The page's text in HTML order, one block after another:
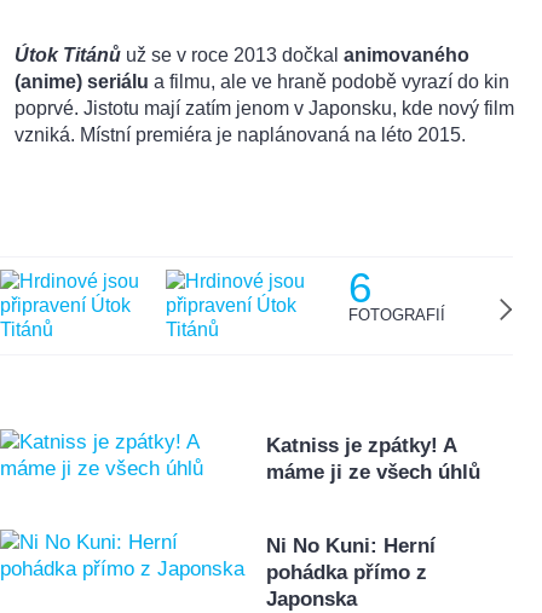
Útok Titánů už se v roce 2013 dočkal animovaného
(anime) seriálu a filmu, ale ve hraně podobě vyrazí do kin
poprvé. Jistotu mají zatím jenom v Japonsku, kde nový film
vzniká. Místní premiéra je naplánovaná na léto 2015.
6
FOTOGRAFIÍ
Katniss je zpátky! A
máme ji ze všech úhlů
Ni No Kuni: Herní
pohádka přímo z
Japonska